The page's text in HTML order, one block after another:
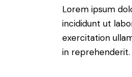
Lorem ipsum
incididunt ut
exercitation
in